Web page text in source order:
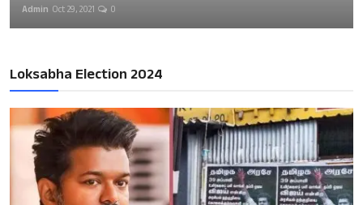
Admin Oct 29, 2021 0
Loksabha Election 2024